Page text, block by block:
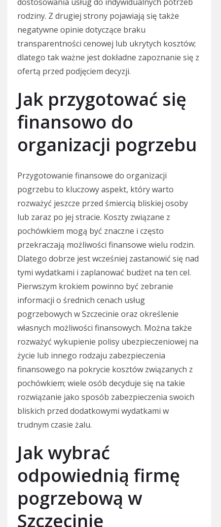
rodziny. Z drugiej strony pojawiają się także
negatywne opinie dotyczące braku
transparentności cenowej lub ukrytych kosztów;
dlatego tak ważne jest dokładne zapoznanie się z
ofertą przed podjęciem decyzji.
Jak przygotować się
finansowo do
organizacji pogrzebu
Przygotowanie finansowe do organizacji
pogrzebu to kluczowy aspekt, który warto
rozważyć jeszcze przed śmiercią bliskiej osoby
lub zaraz po jej stracie. Koszty związane z
pochówkiem mogą być znaczne i często
przekraczają możliwości finansowe wielu rodzin.
Dlatego dobrze jest wcześniej zastanowić się nad
tymi wydatkami i zaplanować budżet na ten cel.
Pierwszym krokiem powinno być zebranie
informacji o średnich cenach usług
pogrzebowych w Szczecinie oraz określenie
własnych możliwości finansowych. Można także
rozważyć wykupienie polisy ubezpieczeniowej na
życie lub innego rodzaju zabezpieczenia
finansowego na pokrycie kosztów związanych z
pochówkiem; wiele osób decyduje się na takie
rozwiązanie jako sposób zabezpieczenia swoich
bliskich przed dodatkowymi wydatkami w
trudnym czasie żalu.
Jak wybrać
odpowiednią firmę
pogrzebową w
Szczecinie